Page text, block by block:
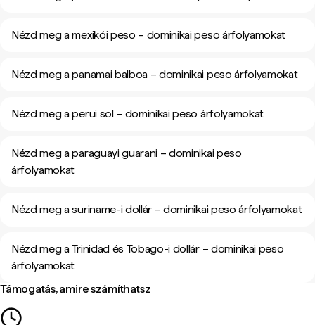
Nézd meg a mexikói peso – dominikai peso árfolyamokat
Nézd meg a panamai balboa – dominikai peso árfolyamokat
Nézd meg a perui sol – dominikai peso árfolyamokat
Nézd meg a paraguayi guarani – dominikai peso
árfolyamokat
Nézd meg a suriname-i dollár – dominikai peso árfolyamokat
Nézd meg a Trinidad és Tobago-i dollár – dominikai peso
árfolyamokat
Támogatás, amire számíthatsz